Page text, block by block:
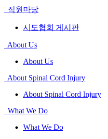
직원마당
시도협회 게시판
About Us
About Us
About Spinal Cord Injury
About Spinal Cord Injury
What We Do
What We Do